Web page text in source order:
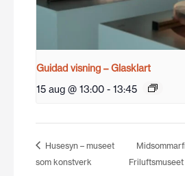
Guidad visning – Glasklart
15 aug @ 13:00 - 13:45
Husesyn – museet
som konstverk